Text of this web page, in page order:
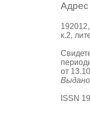
Адрес
к.2,
от
Выдано
ISSN